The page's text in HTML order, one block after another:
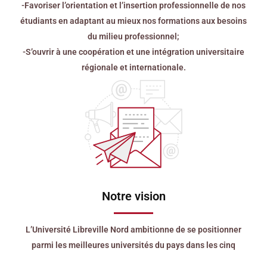
-Favoriser l’orientation et l’insertion professionnelle de nos
étudiants en adaptant au mieux nos formations aux besoins
du milieu professionnel;
-S’ouvrir à une coopération et une intégration universitaire
régionale et internationale.
Notre vision
L’Université Libreville Nord ambitionne de se positionner
parmi les meilleures universités du pays dans les cinq